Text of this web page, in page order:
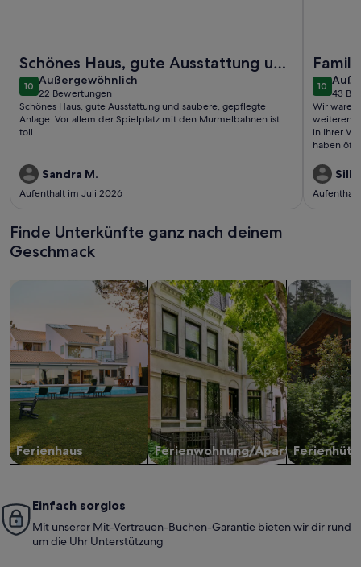
Schönes Haus, gute Ausstattung und
saubere, gepflegte Anlage. Vor
allem der Spie ...
1010 von 10
Außergewöhnlich
außergewöhnlich
22 Bewertungen
(22
bewertungen)
Schönes Haus, gute Ausstattung und saubere, gepflegte
Anlage. Vor allem der Spielplatz mit den Murmelbahnen ist
toll
Sandra M.
Aufenthalt im Juli 2026
1010 von
43
(43
Wir waren
weiteren
in Ihrer
haben
überhaupt
gern
durfen,in
Finde Unterkünfte ganz nach deinem
Geschmack
Ferienhaus
Suche nach Ferienhäusern
Ferienwohnung/Apartment
Suche nach Ferienwohnungen oder
Suche nach
Einfach sorglos
Mit unserer Mit-Vertrauen-Buchen-Garantie bieten wir dir rund
um die Uhr Unterstützung